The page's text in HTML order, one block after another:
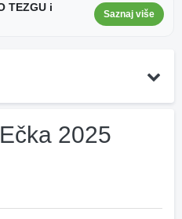
TEZGU i
Saznaj više
2025